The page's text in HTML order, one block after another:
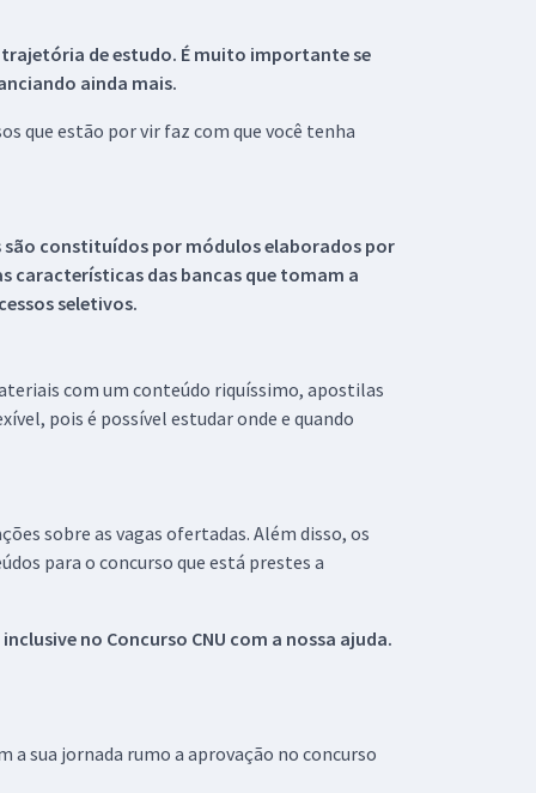
de estudo. É muito importante se
ainda mais.
que estão por vir faz com que você tenha
são constituídos por módulos elaborados por
características das bancas que tomam a
seletivos.
com um conteúdo riquíssimo, apostilas
pois é possível estudar onde e quando
sobre as vagas ofertadas. Além disso, os
para o concurso que está prestes a
no Concurso CNU com a nossa ajuda.
a sua jornada rumo a aprovação no concurso